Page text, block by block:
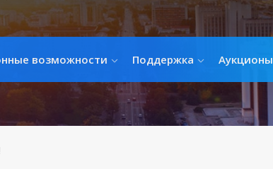
возможности Поддержка Аукционы